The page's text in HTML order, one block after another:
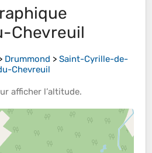
Chevreuil
Drummond > Saint-Cyrille-de-
Chevreuil
afficher l’altitude.